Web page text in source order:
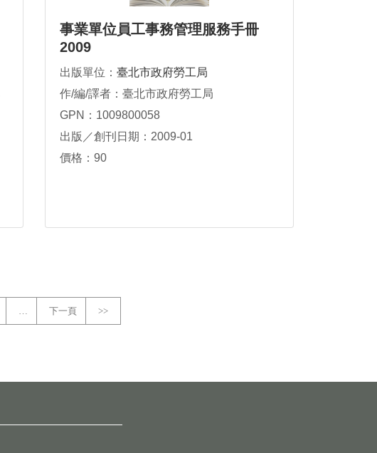
事業單位員工事務管理服務手冊
2009
出版單位： 臺北市政府勞工局
作/編/譯者：臺北市政府勞工局
GPN：1009800058
出版／創刊日期：2009-01
價格：90
下一頁 >>